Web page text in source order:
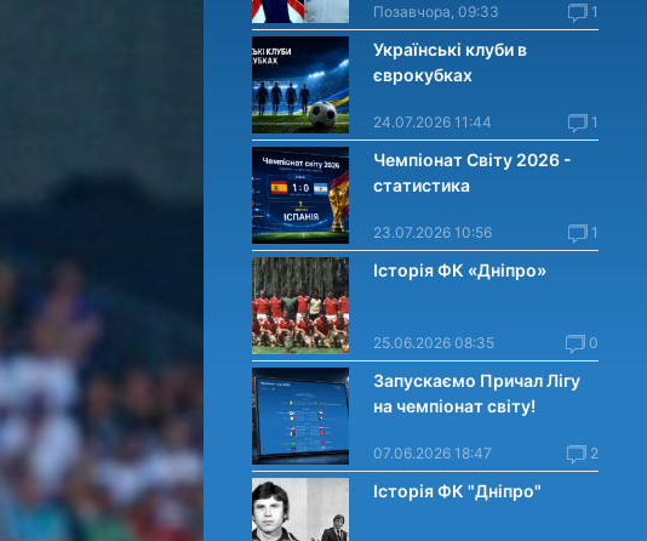
Позавчора, 09:33 1
Українські клуби в
єврокубках
24.07.2026 11:44 1
Чемпіонат Світу 2026 -
статистика
23.07.2026 10:56 1
Історія ФК «Дніпро»
25.06.2026 08:35 0
Запускаємо Причал Лігу
на чемпіонат світу!
07.06.2026 18:47 2
Історія ФК "Дніпро"